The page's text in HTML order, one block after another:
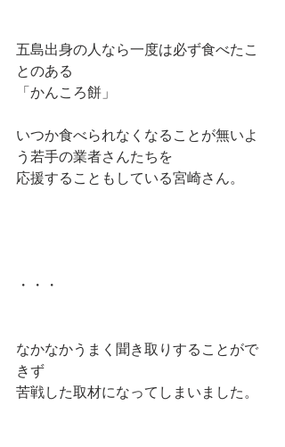
五島出身の人なら一度は必ず食べたこ
とのある
「かんころ餅」
いつか食べられなくなることが無いよ
う若手の業者さんたちを
応援することもしている宮崎さん。
・・・
なかなかうまく聞き取りすることがで
きず
苦戦した取材になってしまいました。